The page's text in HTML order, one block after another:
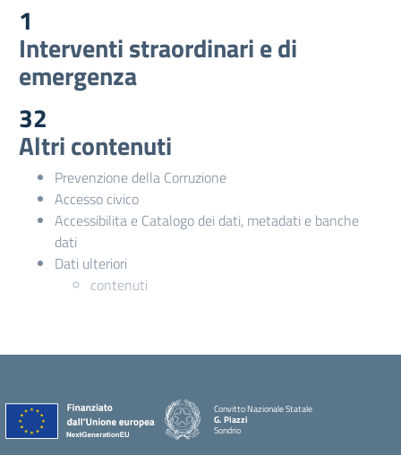
1
Interventi straordinari e di
emergenza
32
Altri contenuti
Prevenzione della Corruzione
Accesso civico
Accessibilita e Catalogo dei dati, metadati e banche
dati
Dati ulteriori
contenuti
Convitto Nazionale Statale
G. Piazzi
Sondrio